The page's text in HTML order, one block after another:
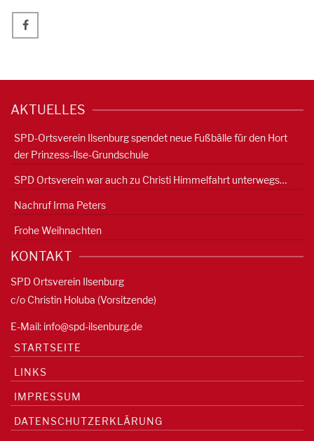
AKTUELLES
SPD-Ortsverein Ilsenburg spendet neue Fußbälle für den Hort
der Prinzess-Ilse-Grundschule
SPD Ortsverein war auch zu Christi Himmelfahrt unterwegs…
Nachruf Irma Peters
Frohe Weihnachten
KONTAKT
SPD Ortsverein Ilsenburg
c/o Christin Holuba (Vorsitzende)
E-Mail: info@spd-ilsenburg.de
STARTSEITE
LINKS
IMPRESSUM
DATENSCHUTZERKLÄRUNG